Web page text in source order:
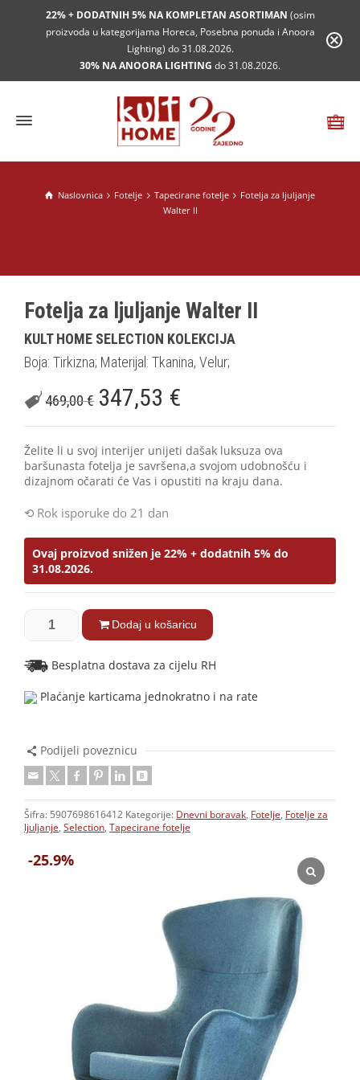
22% + DODATNIH 5% NA KOMPLETAN ASORTIMAN (osim
proizvoda u kategorijama Horeca, Posebna ponuda i Anoora
Lighting) do 31.08.2026.
30% NA ANOORA LIGHTING do 31.08.2026.
Naslovnica Fotelje Tapecirane fotelje
Fotelja za ljuljanje
Walter II
-25.9%
Fotelja za ljuljanje Walter II
KULT HOME SELECTION KOLEKCIJA
Boja: Tirkizna; Materijal: Tkanina, Velur;
469,00€ 347,53 €
Želite li u svoj interijer unijeti dašak luksuza ova
baršunasta fotelja je savršena,a svojom udobnošću i
dizajnom očarati će Vas i opustiti na kraju dana.
Rok isporuke do 21 dan
Ovaj proizvod snižen je 22% + dodatnih 5% do
31.08.2026.
Dodaj u košaricu
Besplatna dostava za cijelu RH
Plaćanje karticama jednokratno i na rate
Podijeli poveznicu
Šifra: 5907698616412 Kategorije: Dnevni boravak, Fotelje, Fotelje za
ljuljanje, Selection, Tapecirane fotelje